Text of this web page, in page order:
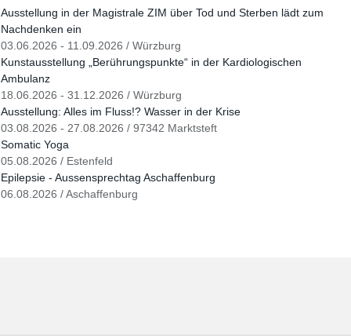
Ausstellung in der Magistrale ZIM über Tod und Sterben lädt zum
Nachdenken ein
03.06.2026 - 11.09.2026 / Würzburg
Kunstausstellung „Berührungspunkte“ in der Kardiologischen
Ambulanz
18.06.2026 - 31.12.2026 / Würzburg
Ausstellung: Alles im Fluss!? Wasser in der Krise
03.08.2026 - 27.08.2026 / 97342 Marktsteft
Somatic Yoga
05.08.2026 / Estenfeld
Epilepsie - Aussensprechtag Aschaffenburg
06.08.2026 / Aschaffenburg